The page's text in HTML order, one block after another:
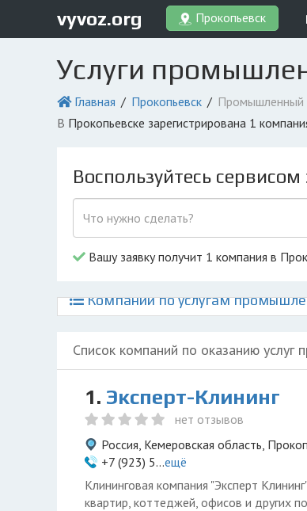
vyvoz.org Прокопьевск
Услуги
Главная Прокопьевск
Промышленный
в Прокопьевске зарегистрирована 1
Воспользуйтесь сервисом
Вашу заявку получит 1 компания в
Компании по услугам
Список компаний по оказанию услуг
1. Эксперт-Клининг
нет отзывов
Россия, Кемеровская область,
+7 (923) 5...ещё
Клининговая компания "Эксперт
квартир, коттеджей, офисов и других